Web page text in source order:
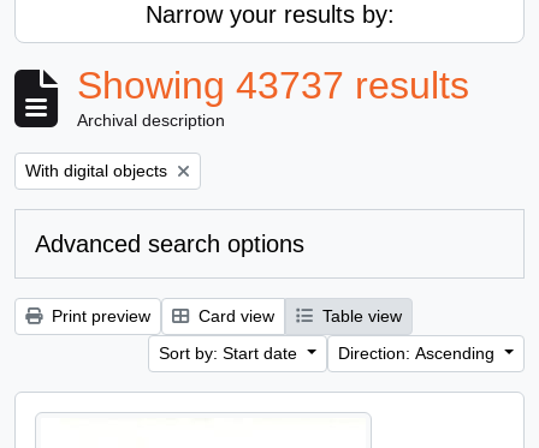
Narrow your results by:
Showing 43737 results
Archival description
Remove filter:
With digital objects
Advanced search options
Print preview Card view
Table view
Sort by: Start date
Direction: Ascending